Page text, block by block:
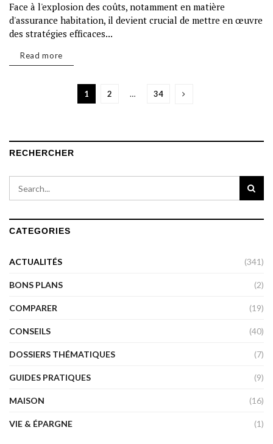
Face à l'explosion des coûts, notamment en matière
d'assurance habitation, il devient crucial de mettre en œuvre
des stratégies efficaces...
Read more
1 2 … 34
RECHERCHER
CATEGORIES
ACTUALITÉS (341)
BONS PLANS (2)
COMPARER (19)
CONSEILS (40)
DOSSIERS THÉMATIQUES (7)
GUIDES PRATIQUES (9)
MAISON (16)
VIE & ÉPARGNE (1)